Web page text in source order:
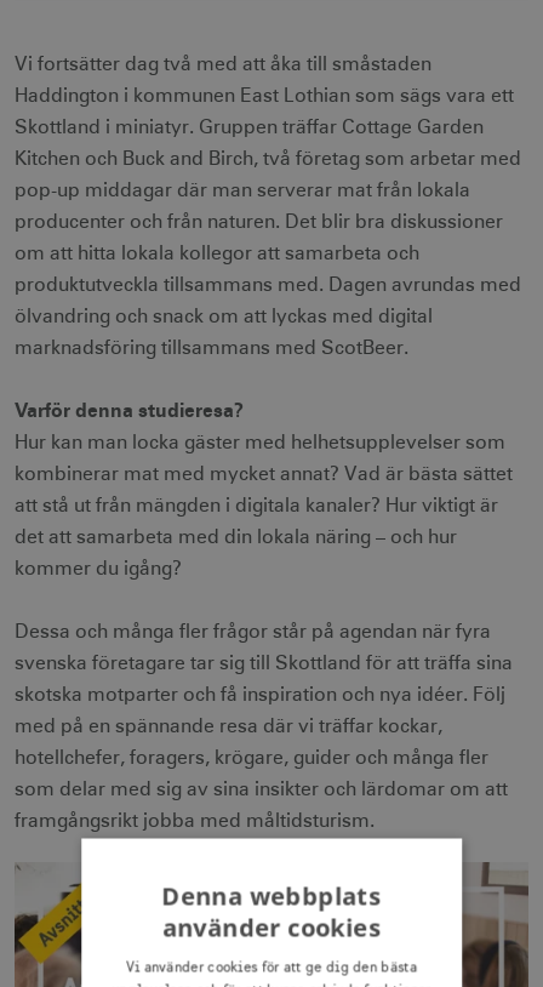
Vi fortsätter dag två med att åka till småstaden
Haddington i kommunen East Lothian som sägs vara ett
Skottland i miniatyr. Gruppen träffar Cottage Garden
Kitchen och Buck and Birch, två företag som arbetar med
pop-up middagar där man serverar mat från lokala
producenter och från naturen. Det blir bra diskussioner
om att hitta lokala kollegor att samarbeta och
produktutveckla tillsammans med. Dagen avrundas med
ölvandring och snack om att lyckas med digital
marknadsföring tillsammans med ScotBeer.
Varför denna studieresa?
Hur kan man locka gäster med helhetsupplevelser som
kombinerar mat med mycket annat? Vad är bästa sättet
att stå ut från mängden i digitala kanaler? Hur viktigt är
det att samarbeta med din lokala näring – och hur
kommer du igång?
Dessa och många fler frågor står på agendan när fyra
svenska företagare tar sig till Skottland för att träffa sina
skotska motparter och få inspiration och nya idéer. Följ
med på en spännande resa där vi träffar kockar,
hotellchefer, foragers, krögare, guider och många fler
som delar med sig av sina insikter och lärdomar om att
framgångsrikt jobba med måltidsturism.
Denna webbplats
använder cookies
Vi använder cookies för att ge dig den bästa